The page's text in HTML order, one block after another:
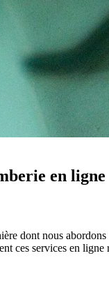
en ligne
dont nous
ces services en